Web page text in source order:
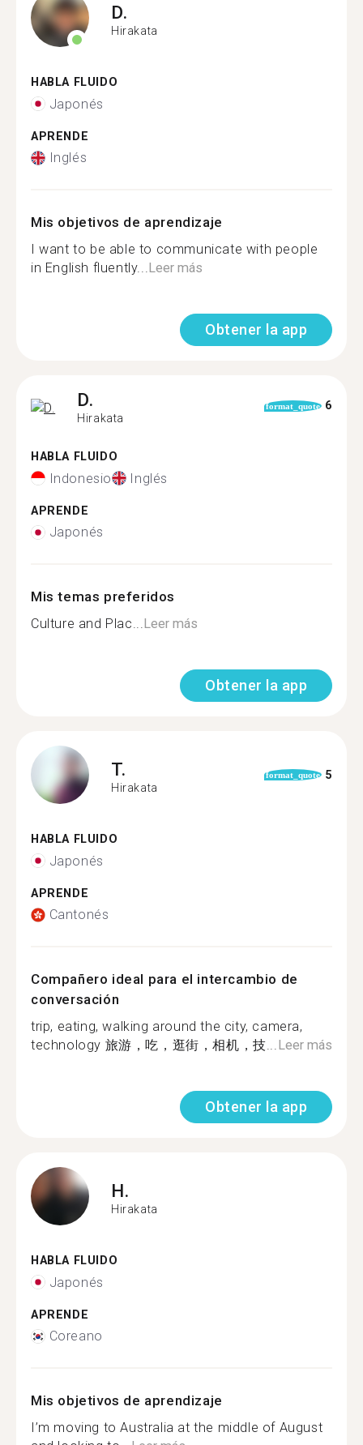
D.
Hirakata
HABLA FLUIDO
Japonés
APRENDE
Inglés
Mis objetivos de aprendizaje
I want to be able to communicate with people
in English fluently...Leer más
Obtener la app
D.
Hirakata
format_quote 6
HABLA FLUIDO
Indonesio Inglés
APRENDE
Japonés
Mis temas preferidos
Culture and Plac...Leer más
Obtener la app
T.
Hirakata
format_quote 5
HABLA FLUIDO
Japonés
APRENDE
Cantonés
Compañero ideal para el intercambio de
conversación
trip, eating, walking around the city, camera,
technology 旅游，吃，逛街，相机，技...Leer más
Obtener la app
H.
Hirakata
HABLA FLUIDO
Japonés
APRENDE
Coreano
Mis objetivos de aprendizaje
I’m moving to Australia at the middle of August